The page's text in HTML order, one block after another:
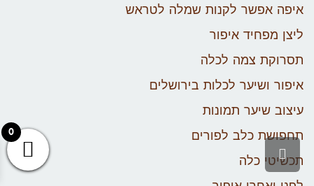
איפה אפשר לקנות שמלה לטראש
ליצן מפחיד איפור
תסרוקת צמה לכלה
איפור ושיער לכלות בירושלים
עיצוב שיער תמונות
תחפושת כלב לפורים
תכשיטי כלה
0
גלילה לראש העמוד